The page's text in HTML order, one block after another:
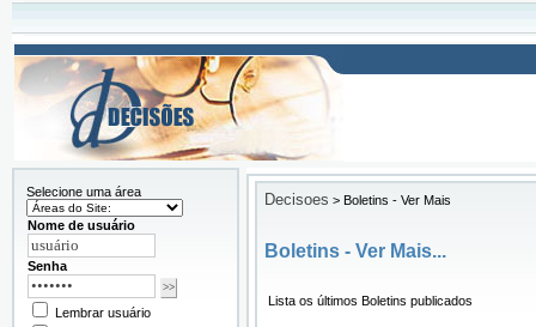
Selecione uma área
Nome de usuário
Senha
Lembrar usuário
Decisoes > Boletins - Ver Mais
Boletins - Ver Mais...
Lista os últimos Boletins publicados